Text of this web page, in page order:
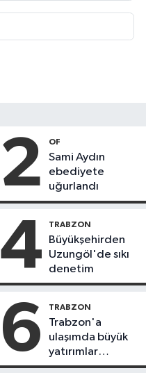
2 OF
Sami Aydın
ebediyete
uğurlandı
4 TRABZON
Büyükşehirden
Uzungöl'de sıkı
denetim
6 TRABZON
Trabzon'a
ulaşımda büyük
yatırımlar
yapılıyor